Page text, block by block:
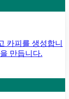
카피를 생성합니
만듭니다.